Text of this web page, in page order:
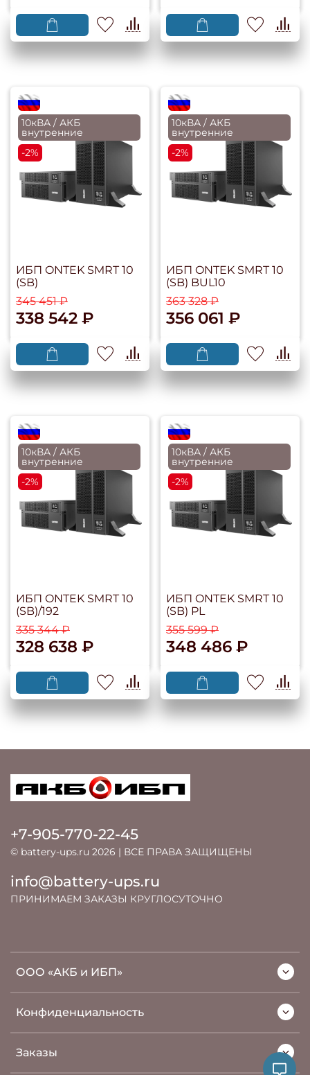
flagRU
10кВА / АКБ
внутренние
-2%
ИБП ONTEK SMRT 10
(SB)
345 451 ₽
338 542 ₽
flagRU
10кВА / АКБ
внутренние
-2%
ИБП ONTEK SMRT 10
(SB) BUL10
363 328 ₽
356 061 ₽
flagRU
10кВА / АКБ
внутренние
-2%
ИБП ONTEK SMRT 10
(SB)/192
335 344 ₽
328 638 ₽
flagRU
10кВА / АКБ
внутренние
-2%
ИБП ONTEK SMRT 10
(SB) PL
355 599 ₽
348 486 ₽
ООО «АКБ и ИБП»
Конфиденциальность
Заказы
+7-905-770-22-45
© battery-ups.ru 2026 | ВСЕ ПРАВА ЗАЩИЩЕНЫ
info@battery-ups.ru
ПРИНИМАЕМ ЗАКАЗЫ КРУГЛОСУТОЧНО